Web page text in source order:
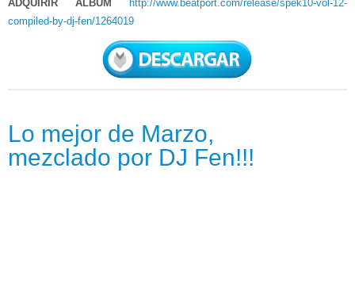
ADQUIRIR ALBUM
http://www.beatport.com/release/spek10-vol-12-
compiled-by-dj-fen/1264019
Lo mejor de Marzo,
mezclado por DJ Fen!!!